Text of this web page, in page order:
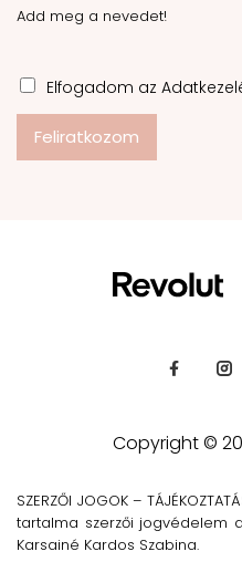
Add meg a nevedet!
Elfogadom az
Feliratkozom
Copyright ©
SZERZŐI JOGOK –
tartalma szerzői jogvédelem
Karsainé Kardos Szabina.